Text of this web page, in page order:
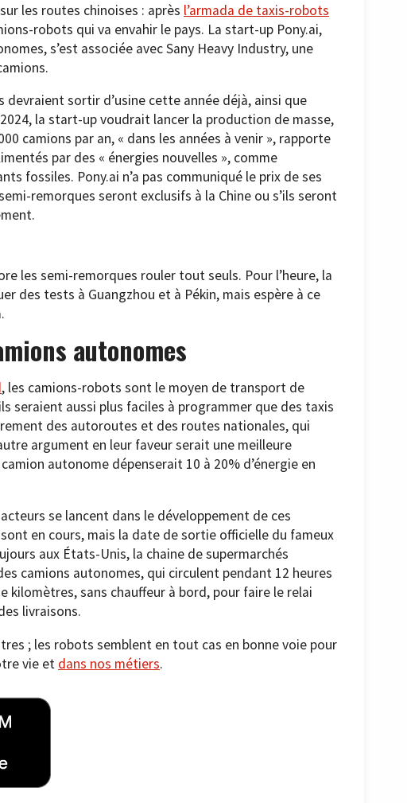
les routes chinoises : après l’armada de taxis-robots
robots qui va envahir le pays. La start-up Pony.ai,
s’est associée avec Sany Heavy Industry, une
sortir d’usine cette année déjà, ainsi que
la start-up voudrait lancer la production de masse,
camions par an, « dans les années à venir », rapporte
par des « énergies nouvelles », comme
fossiles. Pony.ai n’a pas communiqué le prix de ses
remorques seront exclusifs à la Chine ou s’ils seront
les semi-remorques rouler tout seuls. Pour l’heure, la
des tests à Guangzhou et à Pékin, mais espère à ce
autonomes
, les camions-robots sont le moyen de transport de
seraient aussi plus faciles à programmer que des taxis
des autoroutes et des routes nationales, qui
argument en leur faveur serait une meilleure
autonome dépenserait 10 à 20% d’énergie en
se lancent dans le développement de ces
en cours, mais la date de sortie officielle du fameux
aux États-Unis, la chaine de supermarchés
camions autonomes, qui circulent pendant 12 heures
kilomètres, sans chauffeur à bord, pour faire le relai
livraisons.
; les robots semblent en tout cas en bonne voie pour
vie et dans nos métiers.